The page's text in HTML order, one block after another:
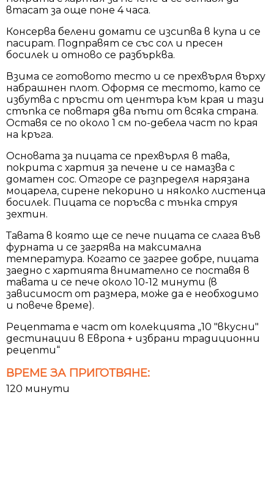
втасат за още поне 4 часа.
Консерва белени домати се изсипва в купа и се
пасират. Подправят се със сол и пресен
босилек и отново се разбърква.
Взима се готовото тесто и се прехвърля върху
набрашнен плот. Оформя се тестото, като се
избутва с пръсти от центъра към края и тази
стъпка се повтаря два пъти от всяка страна.
Оставя се по около 1 см по-дебела част по края
на кръга.
Основата за пицата се прехвърля в тава,
покрита с хартия за печене и се намазва с
доматен сос. Отгоре се разпределя нарязана
моцарела, сирене пекорино и няколко листенца
босилек. Пицата се поръсва с тънка струя
зехтин.
Тавата в която ще се пече пицата се слага във
фурната и се загрява на максимална
температура. Когато се загрее добре, пицата
заедно с хартията внимателно се поставя в
тавата и се пече около 10-12 минути (в
зависимост от размера, може да е необходимо
и повече време).
Рецептата е част от колекцията „10 "вкусни"
дестинации в Европа + избрани традиционни
рецепти“
ВРЕМЕ ЗА ПРИГОТВЯНЕ:
120 минути